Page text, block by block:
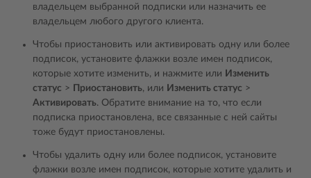
владельцем выбранной подписки или назначить ее
владельцем любого другого клиента.
Чтобы приостановить или активировать одну или более
подписок, установите флажки возле имен подписок,
которые хотите изменить, и нажмите или Изменить
статус > Приостановить, или Изменить статус >
Активировать. Обратите внимание на то, что если
подписка приостановлена, все связанные с ней сайты
тоже будут приостановлены.
Чтобы удалить одну или более подписок, установите
флажки возле имен подписок, которые хотите удалить и